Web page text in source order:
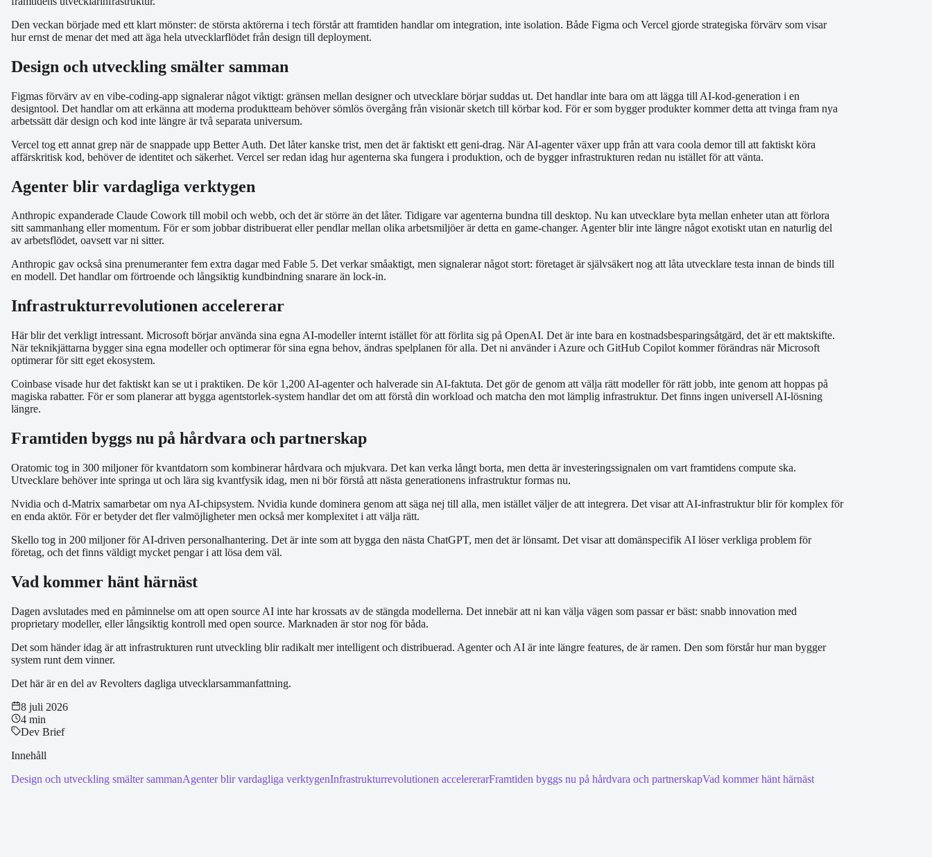
Den veckan började med ett klart mönster: de största aktörerna i tech förstår att framtiden handlar om integration, inte isolation. Både Figma och Vercel gjorde strategiska förvärv som visar
hur ernst de menar det med att äga hela utvecklarflödet från design till deployment.
Design och utveckling smälter samman
Figmas förvärv av en vibe-coding-app signalerar något viktigt: gränsen mellan designer och utvecklare börjar suddas ut. Det handlar inte bara om att lägga till AI-kod-generation i en
designtool. Det handlar om att erkänna att moderna produktteam behöver sömlös övergång från visionär sketch till körbar kod. För er som bygger produkter kommer detta att tvinga fram nya
arbetssätt där design och kod inte längre är två separata universum.
Vercel tog ett annat grep när de snappade upp Better Auth. Det låter kanske trist, men det är faktiskt ett geni-drag. När AI-agenter växer upp från att vara coola demor till att faktiskt köra
affärskritisk kod, behöver de identitet och säkerhet. Vercel ser redan idag hur agenterna ska fungera i produktion, och de bygger infrastrukturen redan nu istället för att vänta.
Agenter blir vardagliga verktygen
Anthropic expanderade Claude Cowork till mobil och webb, och det är större än det låter. Tidigare var agenterna bundna till desktop. Nu kan utvecklare byta mellan enheter utan att förlora
sitt sammanhang eller momentum. För er som jobbar distribuerat eller pendlar mellan olika arbetsmiljöer är detta en game-changer. Agenter blir inte längre något exotiskt utan en naturlig del
av arbetsflödet, oavsett var ni sitter.
Anthropic gav också sina prenumeranter fem extra dagar med Fable 5. Det verkar småaktigt, men signalerar något stort: företaget är självsäkert nog att låta utvecklare testa innan de binds till
en modell. Det handlar om förtroende och långsiktig kundbindning snarare än lock-in.
Infrastrukturrevolutionen accelererar
Här blir det verkligt intressant. Microsoft börjar använda sina egna AI-modeller internt istället för att förlita sig på OpenAI. Det är inte bara en kostnadsbesparingsåtgärd, det är ett maktskifte.
När teknikjättarna bygger sina egna modeller och optimerar för sina egna behov, ändras spelplanen för alla. Det ni använder i Azure och GitHub Copilot kommer förändras när Microsoft
optimerar för sitt eget ekosystem.
Coinbase visade hur det faktiskt kan se ut i praktiken. De kör 1,200 AI-agenter och halv­erade sin AI-faktuta. Det gör de genom att välja rätt modeller för rätt jobb, inte genom att hoppas på
magiska rabatter. För er som planerar att bygga agentstorlek-system handlar det om att förstå din workload och matcha den mot lämplig infrastruktur. Det finns ingen universell AI-lösning
längre.
Framtiden byggs nu på hårdvara och partnerskap
Oratomic tog in 300 miljoner för kvantdatorn som kombinerar hårdvara och mjukvara. Det kan verka långt borta, men detta är investeringssignalen om vart framtidens compute ska.
Utvecklare behöver inte springa ut och lära sig kvantfysik idag, men ni bör förstå att nästa generationens infrastruktur formas nu.
Nvidia och d-Matrix samarbetar om nya AI-chip­system. Nvidia kunde dominera genom att säga nej till alla, men istället väljer de att integrera. Det visar att AI-infrastruktur blir för komplex för
en enda aktör. För er betyder det fler valmöjligheter men också mer komplexitet i att välja rätt.
Skello tog in 200 miljoner för AI-driven personalhantering. Det är inte som att bygga den nästa ChatGPT, men det är lönsamt. Det visar att domänspecifik AI löser verkliga problem för
företag, och det finns väldigt mycket pengar i att lösa dem väl.
Vad kommer hänt härnäst
Dagen avslutades med en påminnelse om att open source AI inte har krossats av de stängda modellerna. Det innebär att ni kan välja vägen som passar er bäst: snabb innovation med
proprietary modeller, eller långsiktig kontroll med open source. Marknaden är stor nog för båda.
Det som händer idag är att infrastrukturen runt utveckling blir radikalt mer intelligent och distribuerad. Agenter och AI är inte längre features, de är ramen. Den som förstår hur man bygger
system runt dem vinner.
Det här är en del av Revolters dagliga utvecklarsammanfattning.
8 juli 2026
4 min
Dev Brief
Innehåll
Design och utveckling smälter sammanAgenter blir vardagliga verktygenInfrastrukturrevolutionen accelererarFramtiden byggs nu på hårdvara och partnerskapVad kommer hänt härnäst